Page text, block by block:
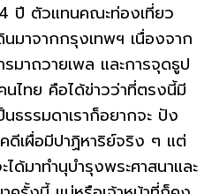
ปี ตัวแทนคณะท่องเที่ยว
มาจากกรุงเทพฯ เนื่องจาก
มาถวายเพล และการจุดธูป
นไทย คือได้ข่าวว่าที่ตรงนี้มี
ธรรมดาเราก็อยากจะ ปัง
ดีเผื่อมีปาฏิหาริย์จริง ๆ แต่
ได้มาทำนุบำรุงพระศาสนาและ